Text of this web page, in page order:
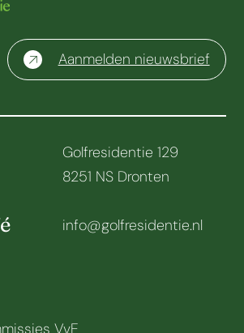
Aanmelden nieuwsbrief
Golfresidentie 129
8251 NS Dronten
info@golfresidentie.nl